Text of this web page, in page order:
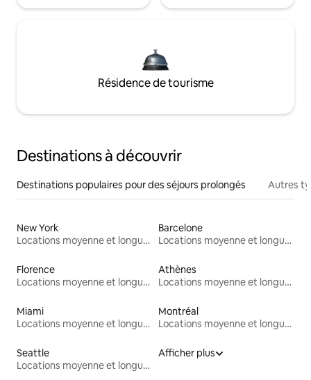
Résidence de tourisme
Destinations à découvrir
Destinations populaires pour des séjours prolongés Autres
New York
Locations moyenne et longue durée
Barcelone
Locations moyenne et longue durée
Florence
Locations moyenne et longue durée
Athènes
Locations moyenne et longue durée
Miami
Locations moyenne et longue durée
Montréal
Locations moyenne et longue durée
Seattle
Locations moyenne et longue durée
Afficher plus